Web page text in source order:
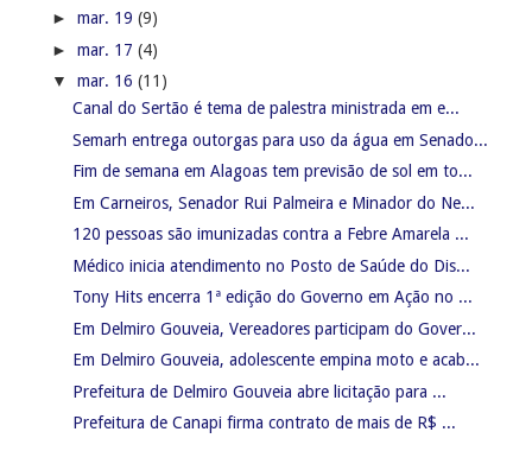
► mar. 19 (9)
► mar. 17 (4)
▼ mar. 16 (11)
Canal do Sertão é tema de palestra ministrada em e...
Semarh entrega outorgas para uso da água em Senado...
Fim de semana em Alagoas tem previsão de sol em to...
Em Carneiros, Senador Rui Palmeira e Minador do Ne...
120 pessoas são imunizadas contra a Febre Amarela ...
Médico inicia atendimento no Posto de Saúde do Dis...
Tony Hits encerra 1ª edição do Governo em Ação no ...
Em Delmiro Gouveia, Vereadores participam do Gover...
Em Delmiro Gouveia, adolescente empina moto e acab...
Prefeitura de Delmiro Gouveia abre licitação para ...
Prefeitura de Canapi firma contrato de mais de R$ ...